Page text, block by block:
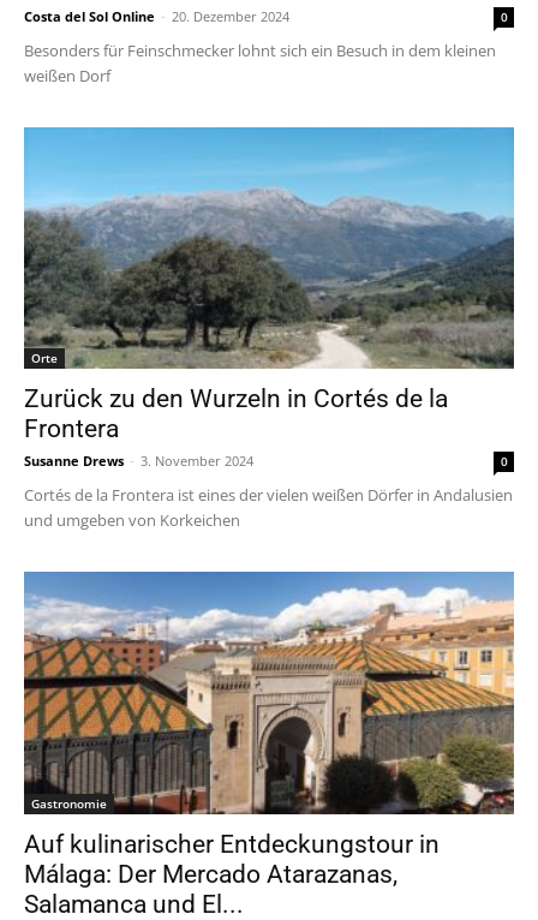
Costa del Sol Online - 20. Dezember 2024 0
Besonders für Feinschmecker lohnt sich ein Besuch in dem kleinen
weißen Dorf
Orte
Zurück zu den Wurzeln in Cortés de la
Frontera
Susanne Drews - 3. November 2024 0
Cortés de la Frontera ist eines der vielen weißen Dörfer in Andalusien
und umgeben von Korkeichen
Gastronomie
Auf kulinarischer Entdeckungstour in
Málaga: Der Mercado Atarazanas,
Salamanca und El...